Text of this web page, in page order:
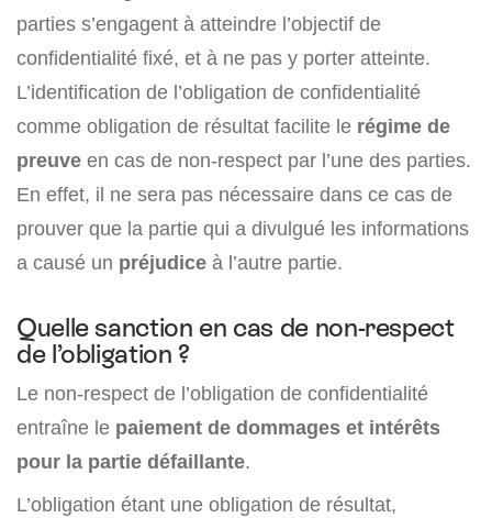
parties s’engagent à atteindre l’objectif de
confidentialité fixé, et à ne pas y porter atteinte.
L’identification de l’obligation de confidentialité
comme obligation de résultat facilite le régime de
preuve en cas de non-respect par l’une des parties.
En effet, il ne sera pas nécessaire dans ce cas de
prouver que la partie qui a divulgué les informations
a causé un préjudice à l’autre partie.
Quelle sanction en cas de non-respect
de l’obligation ?
Le non-respect de l’obligation de confidentialité
entraîne le paiement de dommages et intérêts
pour la partie défaillante.
L’obligation étant une obligation de résultat,